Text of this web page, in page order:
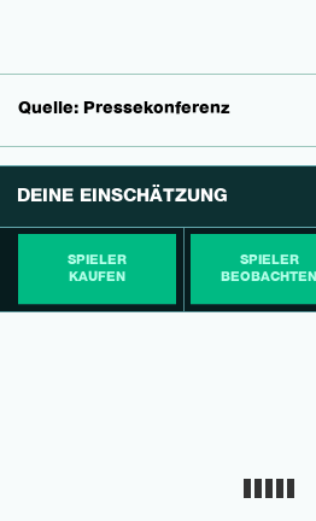
Quelle: Pressekonferenz
DEINE EINSCHÄTZUNG
SPIELER
KAUFEN
SPIELER
BEOBACHTEN